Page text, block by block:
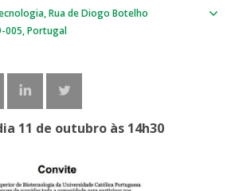
Rua de Diogo Botelho
005 Portugal
11 de outubro às 14h30